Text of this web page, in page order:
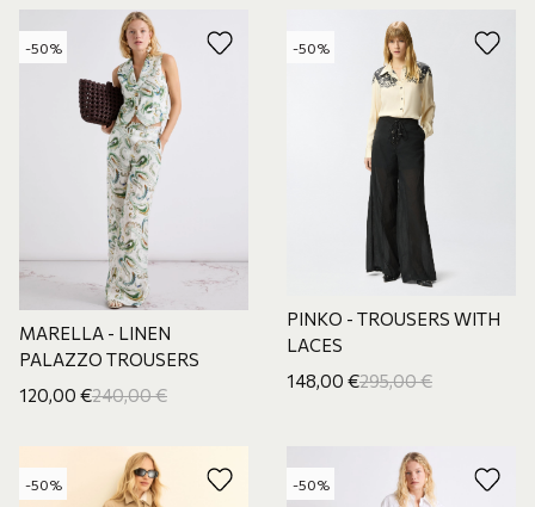
-50%
MARELLA - LINEN
PALAZZO TROUSERS
120,00 €240,00€
-50%
PINKO - TROUSERS WITH
LACES
148,00 €295,00€
-50% -50%